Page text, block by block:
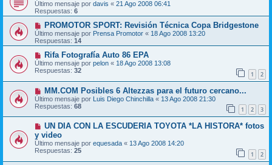
Último mensaje por davis « 21 Ago 2008 06:41
Respuestas: 6
PROMOTOR SPORT: Revisión Técnica Copa Bridgestone
Último mensaje por Prensa Promotor « 18 Ago 2008 13:20
Respuestas: 14
Rifa Fotografía Auto 86 EPA
Último mensaje por pelon « 18 Ago 2008 13:08
Respuestas: 32 1 2
MM.COM Posibles 6 Altezzas para el futuro cercano...
Último mensaje por Luis Diego Chinchilla « 13 Ago 2008 21:30
Respuestas: 68 1 2 3
UN DIA CON LA ESCUDERIA TOYOTA *LA HISTORA* fotos
y video
Último mensaje por equesada « 13 Ago 2008 14:20
Respuestas: 25 1 2